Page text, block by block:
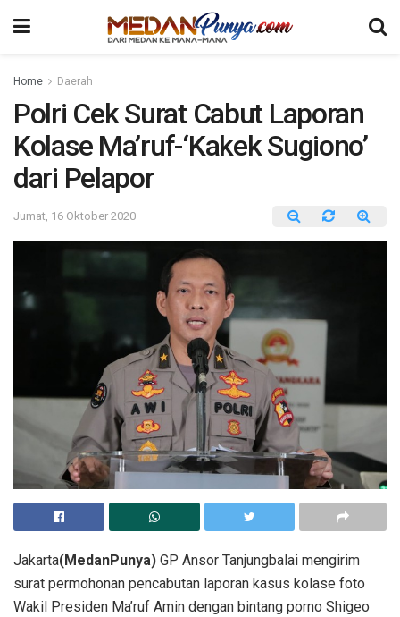
Home Daerah
Polri Cek Surat Cabut Laporan
Kolase Ma’ruf-‘Kakek Sugiono’
dari Pelapor
Jumat, 16 Oktober 2020
Jakarta(MedanPunya) GP Ansor Tanjungbalai mengirim
surat permohonan pencabutan laporan kasus kolase foto
Wakil Presiden Ma’ruf Amin dengan bintang porno Shigeo